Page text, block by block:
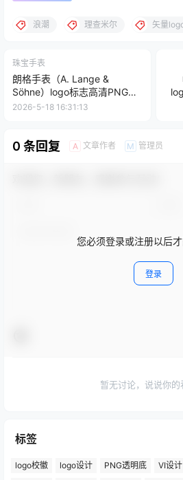
浪潮 理查米尔 矢量
珠宝手表
朗格手表（A. Lange &
Söhne）logo标志高清PNG透
明底ai矢量素材
2026-5-18 16:31:13
0 条回复 A 文章作者 M 管理员
您必须登录或注册以后
登录
暂无讨论，说说你的
标签
logo校徽 logo设计 PNG透明底 VI设计